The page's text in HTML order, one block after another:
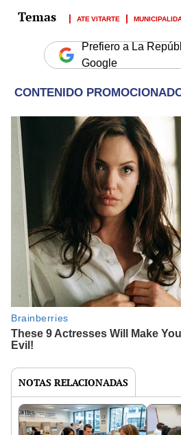
ATE VITARTE
Prefiero a La
Google
NOTAS RELACIONADAS